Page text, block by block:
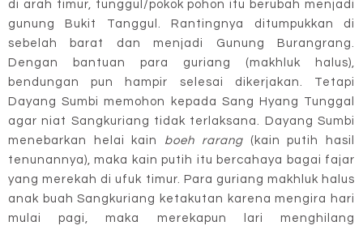
di arah timur, tunggul/pokok pohon itu berubah menjadi
gunung Bukit Tanggul. Rantingnya ditumpukkan di
sebelah barat dan menjadi Gunung Burangrang.
Dengan bantuan para guriang (makhluk halus),
bendungan pun hampir selesai dikerjakan. Tetapi
Dayang Sumbi memohon kepada Sang Hyang Tunggal
agar niat Sangkuriang tidak terlaksana. Dayang Sumbi
menebarkan helai kain boeh rarang(kain putih hasil
tenunannya), maka kain putih itu bercahaya bagai fajar
yang merekah di ufuk timur. Para guriang makhluk halus
anak buah Sangkuriang ketakutan karena mengira hari
mulai pagi, maka merekapun lari menghilang